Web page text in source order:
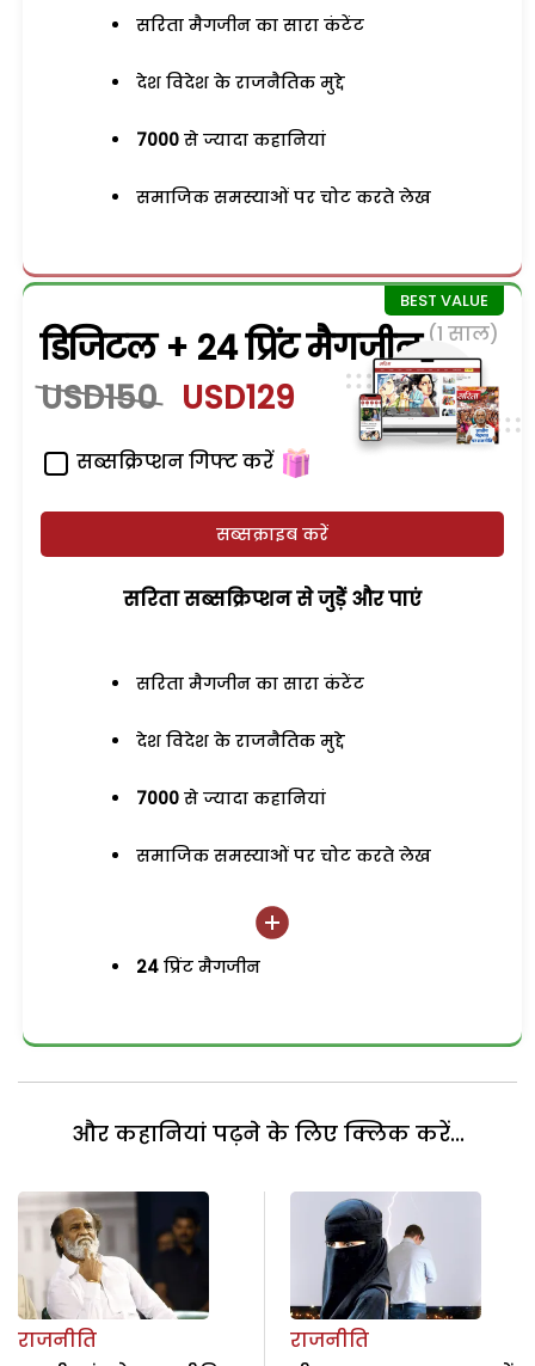
सरिता मैगजीन का सारा कंटेंट
देश विदेश के राजनैतिक मुद्दे
7000 से ज्यादा कहानियां
समाजिक समस्याओं पर चोट करते लेख
डिजिटल + 24 प्रिंट मैगजीन (1 साल)
USD150 USD129
सब्सक्रिप्शन गिफ्ट करें
सब्सक्राइब करें
सरिता सब्सक्रिप्शन से जुड़ेें और पाएं
सरिता मैगजीन का सारा कंटेंट
देश विदेश के राजनैतिक मुद्दे
7000 से ज्यादा कहानियां
समाजिक समस्याओं पर चोट करते लेख
24 प्रिंट मैगजीन
और कहानियां पढ़ने के लिए क्लिक करें...
राजनीति
राजनीति